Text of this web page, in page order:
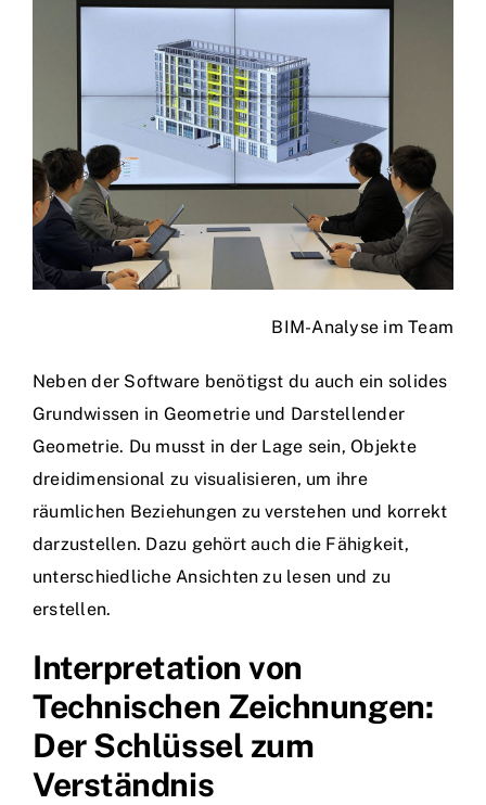
BIM-Analyse im Team
Neben der Software benötigst du auch ein solides
Grundwissen in Geometrie und Darstellender
Geometrie. Du musst in der Lage sein, Objekte
dreidimensional zu visualisieren, um ihre
räumlichen Beziehungen zu verstehen und korrekt
darzustellen. Dazu gehört auch die Fähigkeit,
unterschiedliche Ansichten zu lesen und zu
erstellen.
Interpretation von
Technischen Zeichnungen:
Der Schlüssel zum
Verständnis